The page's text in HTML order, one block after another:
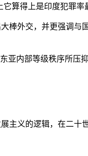
算得上是印度犯罪率
棒外交，并更强调与
亚内部等级秩序所压
主义的逻辑，在二十